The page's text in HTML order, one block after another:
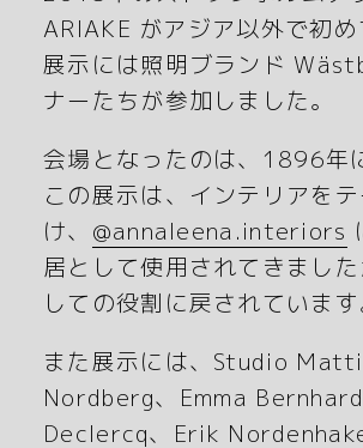
ARIAKE がアジア以外で初め
展示には照明ブランド
ナーたちが参加しました。
会場となったのは、1896年
この展示は、インテリアを
け、 @annaleena.interiors
居として使用されてきまし
しての役割に戻されています
また展示には、Studio
Nordberg、Emma
Declercq、Erik